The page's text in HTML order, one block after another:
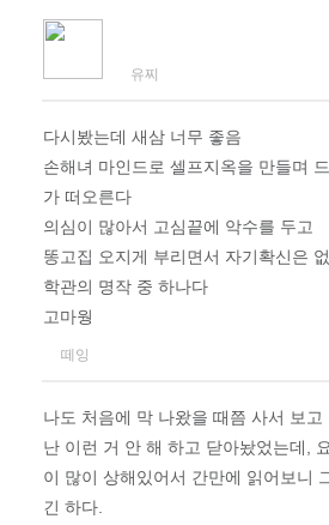
유찌
다시봤는데 새삼 너무 좋음
손해녀 마인드로 셀프지옥을 만들며
가 떠오른다
의심이 많아서 고심끝에 악수를 두고
똥고집 오지게 부리면서 자기확신은
학관의 명작 중 하나다
고마웡
떼잉
나도 처음에 막 나왔을 때쯤 사서 보고
난 이런 거 안 해 하고 닫아놨었는데,
이 많이 상해있어서 간만에 읽어보니
긴 하다.